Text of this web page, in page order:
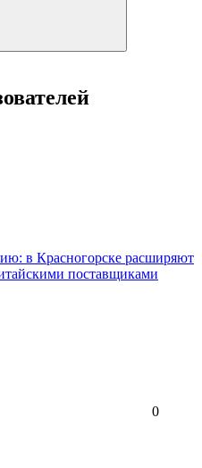
в Красногорске расширяют
поставщиками
0